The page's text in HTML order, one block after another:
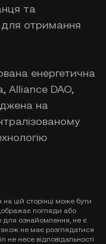
та
для отримання
енергетична
Alliance DAO,
на
на цій сторінці може бути
погляди або
для ознайомлення, не є
не має розглядатися
не несе відповідальності